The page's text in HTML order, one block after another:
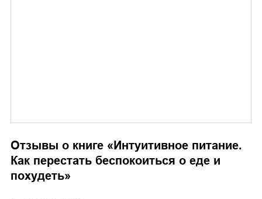
Отзывы о книге «Интуитивное питание.
Как перестать беспокоиться о еде и
похудеть»